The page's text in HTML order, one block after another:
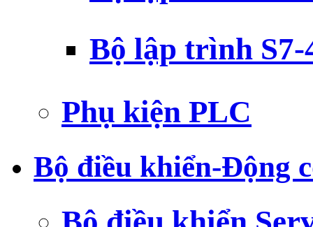
Bộ lập trình S7-
Phụ kiện PLC
Bộ điều khiển-Động